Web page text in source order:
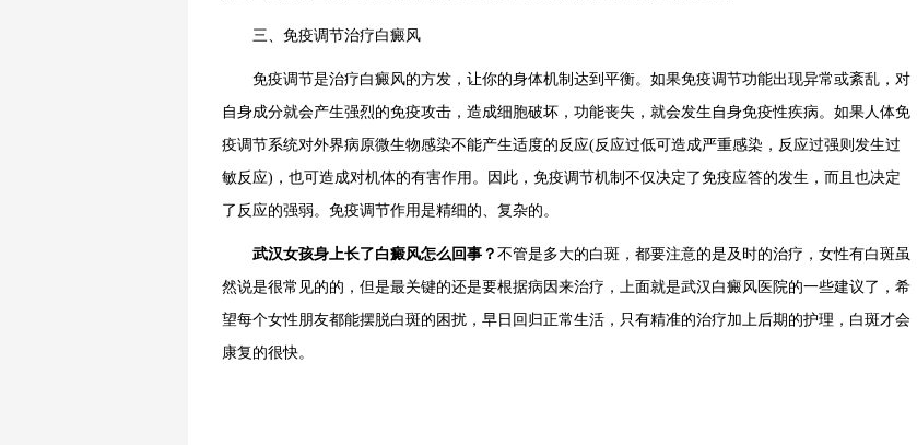
三、免疫调节治疗白癜风
免疫调节是治疗白癜风的方发，让你的身体机制达到平衡。如果免疫调节功能出现异常或紊乱，对
自身成分就会产生强烈的免疫攻击，造成细胞破坏，功能丧失，就会发生自身免疫性疾病。如果人体免
疫调节系统对外界病原微生物感染不能产生适度的反应(反应过低可造成严重感染，反应过强则发生过
敏反应)，也可造成对机体的有害作用。因此，免疫调节机制不仅决定了免疫应答的发生，而且也决定
了反应的强弱。免疫调节作用是精细的、复杂的。
武汉女孩身上长了白癜风怎么回事？ 不管是多大的白斑，都要注意的是及时的治疗，女性有白斑虽
然说是很常见的的，但是最关键的还是要根据病因来治疗，上面就是武汉白癜风医院的一些建议了，希
望每个女性朋友都能摆脱白斑的困扰，早日回归正常生活，只有精准的治疗加上后期的护理，白斑才会
康复的很快。